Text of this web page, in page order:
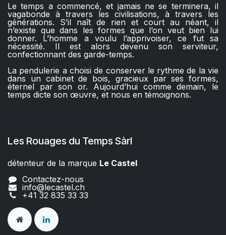
Le temps a commencé, et jamais ne se terminera, il
vagabonde à travers les civilisations, à travers les
générations. S’il naît de rien et court au néant, il
n’existe que dans les formes que l’on veut bien lui
donner. L’homme a voulu l’apprivoiser, ce fut sa
nécessité. Il est alors devenu son serviteur,
confectionnant des garde-temps.
La pendulerie a choisi de conserver le rythme de la vie
dans un cabinet de bois, gracieux par ses formes,
éternel par son or. Aujourd’hui comme demain, le
temps dicte son œuvre, et nous en témoignons.
Les Rouages du Temps Sàrl
détenteur de la marque Le Castel​​
Contactez-nous
info@lecastel.ch
+41 32 835 33 33